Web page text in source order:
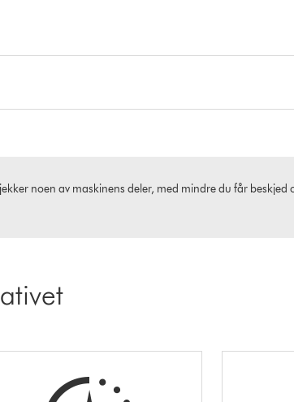
noen av maskinens deler, med mindre du får